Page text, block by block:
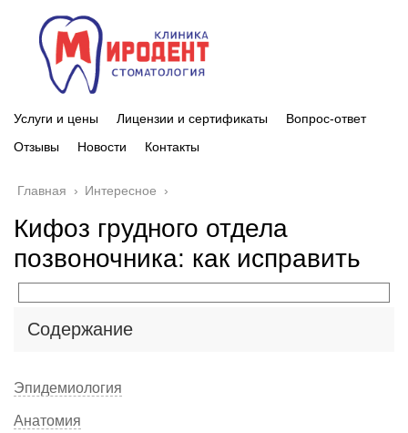
Услуги и цены Лицензии и сертификаты
Вопрос-ответ
Отзывы
Новости Контакты
Главная › Интересное ›
Кифоз грудного отдела
позвоночника: как исправить
Содержание
Эпидемиология
Анатомия